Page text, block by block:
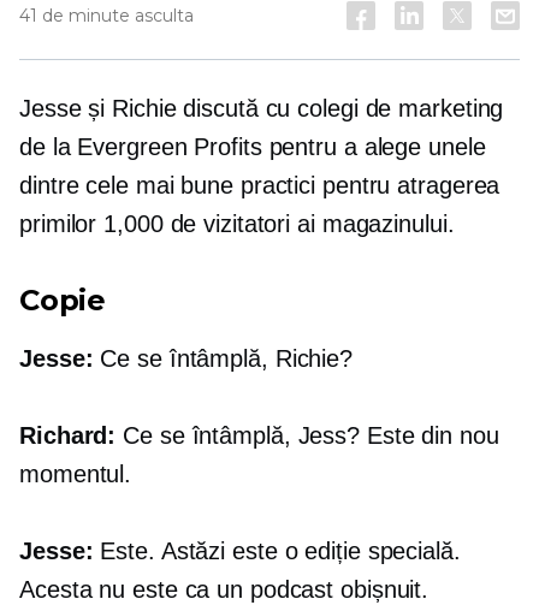
41 de minute asculta
Jesse și Richie discută cu colegi de marketing
de la Evergreen Profits pentru a alege unele
dintre cele mai bune practici pentru atragerea
primilor 1,000 de vizitatori ai magazinului.
Copie
Jesse: Ce se întâmplă, Richie?
Richard: Ce se întâmplă, Jess? Este din nou
momentul.
Jesse: Este. Astăzi este o ediție specială.
Acesta nu este ca un podcast obișnuit.